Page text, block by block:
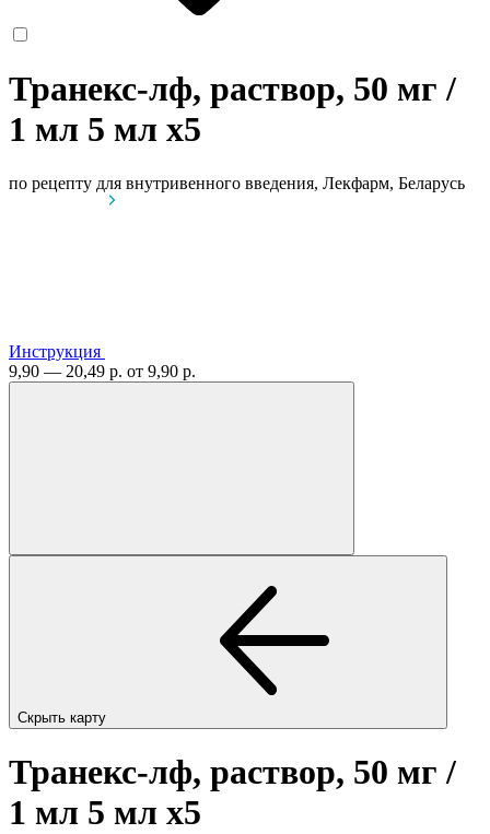
Транекс-лф, раствор, 50 мг /
1 мл 5 мл x5
по рецепту для внутривенного введения, Лекфарм, Беларусь
Инструкция
9,90 — 20,49 р. от 9,90 р.
Скрыть карту
Транекс-лф, раствор, 50 мг /
1 мл 5 мл x5